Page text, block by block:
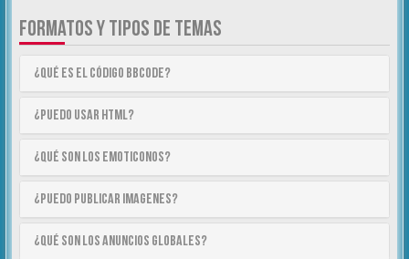
FORMATOS Y TIPOS DE TEMAS
¿Qué es el código BBCode?
¿Puedo usar HTML?
¿Qué son los emoticonos?
¿Puedo publicar imagenes?
¿Qué son los anuncios globales?